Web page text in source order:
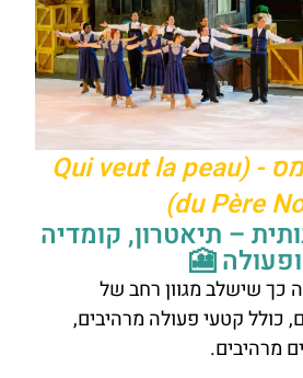
ריקוד הכריסמס - (Qui veut la peau
du Père
– תיאטרון, קומדיה
ופעולה 🎦
כך שישלב מגוון רחב של
כולל קטעי פעולה מרהיבים,
מרהיבים.